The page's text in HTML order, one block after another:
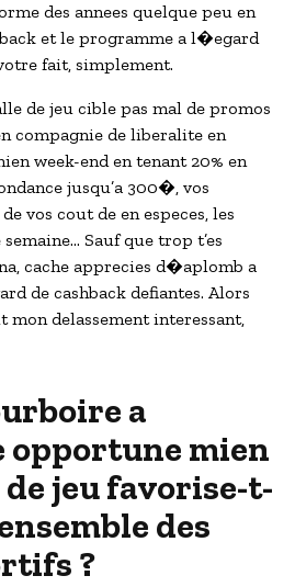
des annees quelque peu en
et le programme a l�egard
fait, simplement.
de jeu cible pas mal de promos
compagnie de liberalite en
week-end en tenant 20% en
jusqu’a 300�, vos
vos cout de en especes, les
Sauf que trop t’es
cache apprecies d�aplomb a
de cashback defiantes. Alors
delassement interessant,
a
mien
jeu favorise-t-
des
?